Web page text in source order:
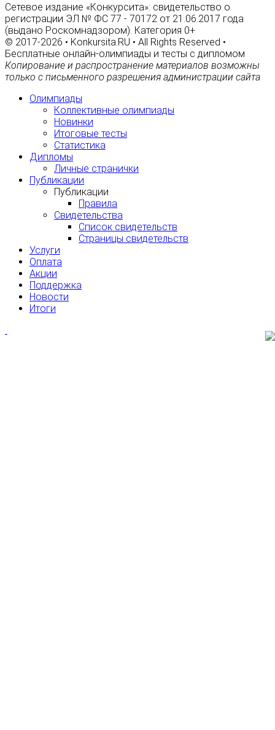
Сетевое издание «Конкурсита»: свидетельство о
регистрации ЭЛ № ФС 77 - 70172 от 21.06.2017 года
(выдано Роскомнадзором). Категория 0+
© 2017-2026 • Konkursita.RU • All Rights Reserved •
Бесплатные онлайн-олимпиады и тесты с дипломом
Копирование и распространение материалов возможны
только с письменного разрешения администрации сайта
Олимпиады
Коллективные олимпиады
Новинки
Итоговые тесты
Статистика
Дипломы
Личные странички
Публикации
Публикации
Правила
Свидетельства
Список свидетельств
Страницы свидетельств
Услуги
Оплата
Акции
Поддержка
Новости
Итоги